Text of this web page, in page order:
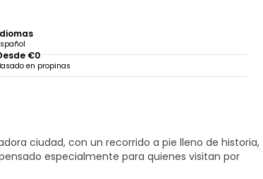
€0
en propinas
ciudad, con un recorrido a pie lleno de historia,
especialmente para quienes visitan por